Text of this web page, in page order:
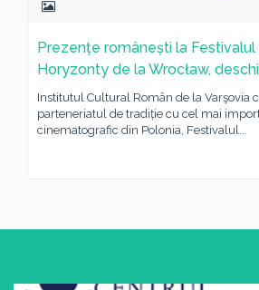
Prezențe românești la
Horyzonty de la Wrocław,
Institutul Cultural Român de la Varşovia
parteneriatul de tradiție cu cel mai
cinematografic din Polonia, Festivalul...